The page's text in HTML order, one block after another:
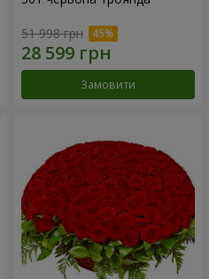
51 998 грн
Замовити